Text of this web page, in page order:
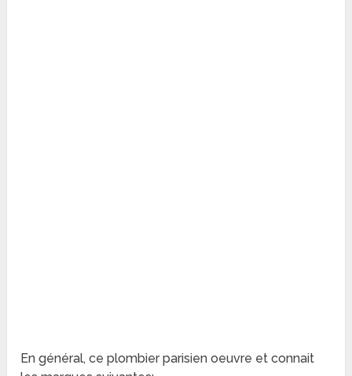
En général, ce plombier parisien oeuvre et connait